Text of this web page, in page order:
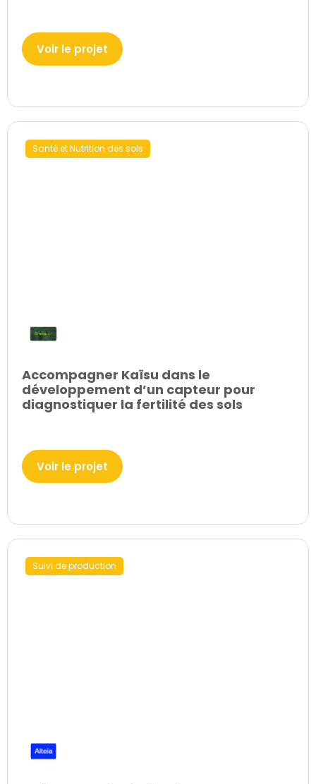
Voir le projet
Santé et Nutrition des sols
Accompagner Kaïsu dans le
développement d’un capteur pour
diagnostiquer la fertilité des sols
Voir le projet
Suivi de production